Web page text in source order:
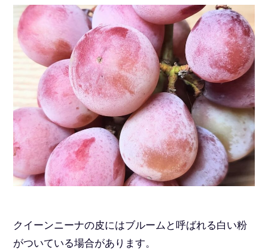
クイーンニーナの皮にはブルームと呼ばれる白い粉
がついている場合があります。